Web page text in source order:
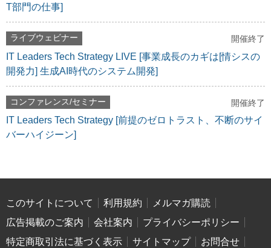
T部門の仕事]
ライブウェビナー 開催終了
IT Leaders Tech Strategy LIVE [事業成長のカギは[情シスの
開発力] 生成AI時代のシステム開発]
コンファレンス/セミナー 開催終了
IT Leaders Tech Strategy [前提のゼロトラスト、不断のサイ
バーハイジーン]
このサイトについて 利用規約
メルマガ購読
広告掲載のご案内
会社案内
プライバシーポリシー
特定商取引法に基づく表示
サイトマップ
お問合せ